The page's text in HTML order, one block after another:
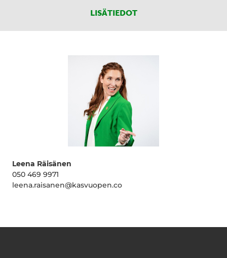
LISÄTIEDOT
Leena Räisänen
050 469 9971
leena.raisanen@kasvuopen.co